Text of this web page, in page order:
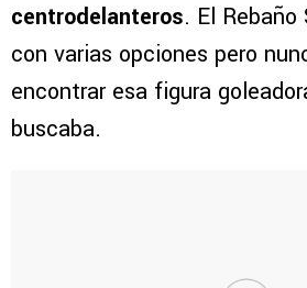
centrodelanteros. El Rebaño
con varias opciones pero
encontrar esa figura
buscaba.